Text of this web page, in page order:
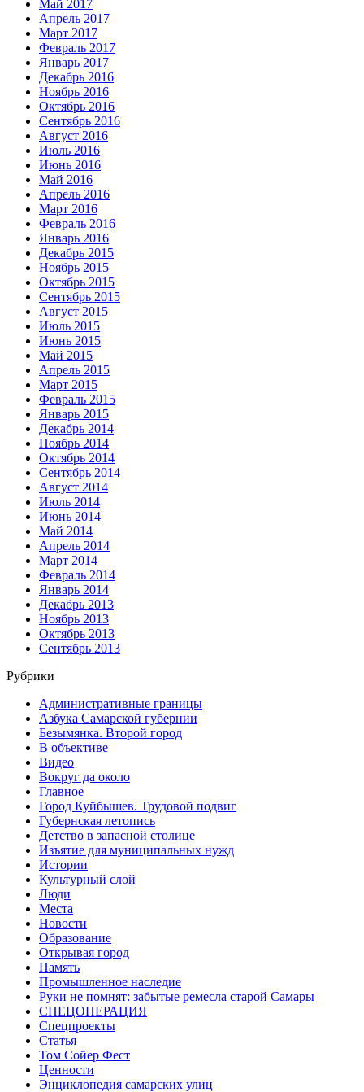
Май 2017
Апрель 2017
Март 2017
Февраль 2017
Январь 2017
Декабрь 2016
Ноябрь 2016
Октябрь 2016
Сентябрь 2016
Август 2016
Июль 2016
Июнь 2016
Май 2016
Апрель 2016
Март 2016
Февраль 2016
Январь 2016
Декабрь 2015
Ноябрь 2015
Октябрь 2015
Сентябрь 2015
Август 2015
Июль 2015
Июнь 2015
Май 2015
Апрель 2015
Март 2015
Февраль 2015
Январь 2015
Декабрь 2014
Ноябрь 2014
Октябрь 2014
Сентябрь 2014
Август 2014
Июль 2014
Июнь 2014
Май 2014
Апрель 2014
Март 2014
Февраль 2014
Январь 2014
Декабрь 2013
Ноябрь 2013
Октябрь 2013
Сентябрь 2013
Рубрики
Административные границы
Азбука Самарской губернии
Безымянка. Второй город
В объективе
Видео
Вокруг да около
Главное
Город Куйбышев. Трудовой подвиг
Губернская летопись
Детство в запасной столице
Изъятие для муниципальных нужд
Истории
Культурный слой
Люди
Места
Новости
Образование
Открывая город
Память
Промышленное наследие
Руки не помнят: забытые ремесла старой Самары
СПЕЦОПЕРАЦИЯ
Спецпроекты
Статья
Том Сойер Фест
Ценности
Энциклопедия самарских улиц